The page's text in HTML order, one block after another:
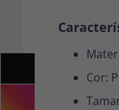
Cor: